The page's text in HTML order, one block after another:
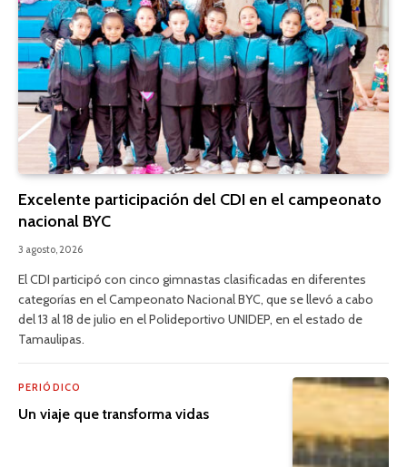
Excelente participación del CDI en el campeonato
nacional BYC
3 agosto, 2026
El CDI participó con cinco gimnastas clasificadas en diferentes
categorías en el Campeonato Nacional BYC, que se llevó a cabo
del 13 al 18 de julio en el Polideportivo UNIDEP, en el estado de
Tamaulipas.
PERIÓDICO
Un viaje que transforma vidas